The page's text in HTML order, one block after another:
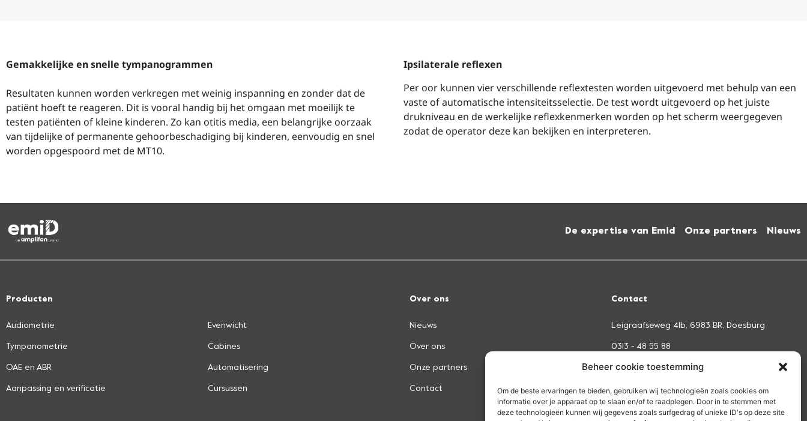
Beheer cookie toestemming
Om de beste ervaringen te bieden, gebruiken wij technologieën zoals cookies om
informatie over je apparaat op te slaan en/of te raadplegen. Door in te stemmen met
deze technologieën kunnen wij gegevens zoals surfgedrag of unieke ID's op deze site
Gemakkelijke en snelle tympanogrammen
Resultaten kunnen worden verkregen met weinig inspanning en zonder dat de
patiënt hoeft te reageren. Dit is vooral handig bij het omgaan met moeilijk te
testen patiënten of kleine kinderen. Zo kan otitis media, een belangrijke oorzaak
van tijdelijke of permanente gehoorbeschadiging bij kinderen, eenvoudig en snel
worden opgespoord met de MT10.
Ipsilaterale reflexen
Per oor kunnen vier verschillende reflextesten worden uitgevoerd met behulp van een
vaste of automatische intensiteitsselectie. De test wordt uitgevoerd op het juiste
drukniveau en de werkelijke reflexkenmerken worden op het scherm weergegeven
zodat de operator deze kan bekijken en interpreteren.
De expertise van Emid Onze partners Nieuws
Producten
Audiometrie
Tympanometrie
OAE en ABR
Aanpassing en verificatie
Evenwicht
Cabines
Automatisering
Cursussen
Over ons
Nieuws
Over ons
Onze partners
Contact
Contact
Leigraafseweg 41b, 6983 BR, Doesburg
0313 - 48 55 88
info@emid.nl